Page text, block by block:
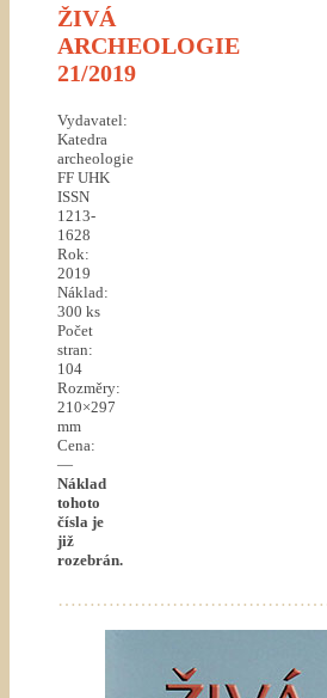
ŽIVÁ
ARCHEOLOGIE
21/2019
Vydavatel:
Katedra
archeologie
FF UHK
ISSN
1213-
1628
Rok:
2019
Náklad:
300 ks
Počet
stran:
104
Rozměry:
210×297
mm
Cena:
—
Náklad
tohoto
čísla je
již
rozebrán.